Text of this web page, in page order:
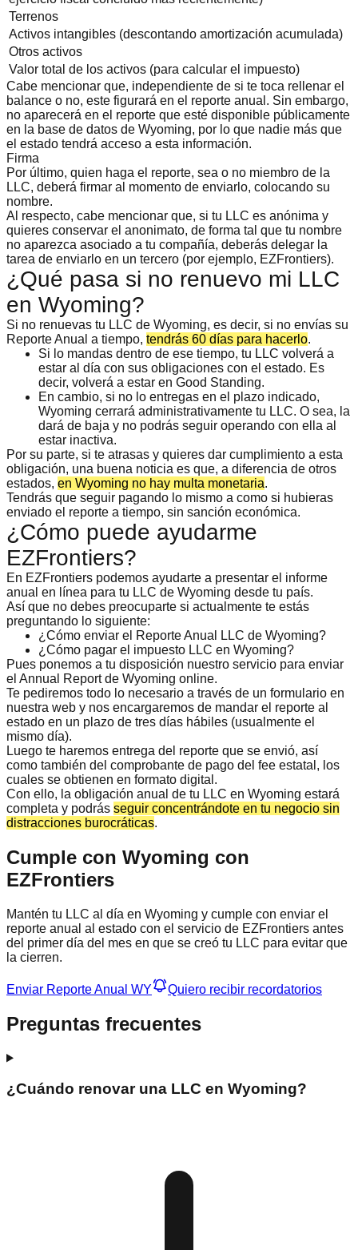
Terrenos
Activos intangibles (descontando amortización acumulada)
Otros activos
Valor total de los activos (para calcular el impuesto)
Cabe mencionar que, independiente de si te toca rellenar el
balance o no, este figurará en el reporte anual. Sin embargo,
no aparecerá en el reporte que esté disponible públicamente
en la base de datos de Wyoming, por lo que nadie más que
el estado tendrá acceso a esta información.
Firma
Por último, quien haga el reporte, sea o no miembro de la
LLC, deberá firmar al momento de enviarlo, colocando su
nombre.
Al respecto, cabe mencionar que, si tu LLC es anónima y
quieres conservar el anonimato, de forma tal que tu nombre
no aparezca asociado a tu compañía, deberás delegar la
tarea de enviarlo en un tercero (por ejemplo, EZFrontiers).
¿Qué pasa si no renuevo mi LLC
en Wyoming?
Si no renuevas tu LLC de Wyoming, es decir, si no envías su
Reporte Anual a tiempo, tendrás 60 días para hacerlo.
Si lo mandas dentro de ese tiempo, tu LLC volverá a
estar al día con sus obligaciones con el estado. Es
decir, volverá a estar en Good Standing.
En cambio, si no lo entregas en el plazo indicado,
Wyoming cerrará administrativamente tu LLC. O sea, la
dará de baja y no podrás seguir operando con ella al
estar inactiva.
Por su parte, si te atrasas y quieres dar cumplimiento a esta
obligación, una buena noticia es que, a diferencia de otros
estados, en Wyoming no hay multa monetaria.
Tendrás que seguir pagando lo mismo a como si hubieras
enviado el reporte a tiempo, sin sanción económica.
¿Cómo puede ayudarme
EZFrontiers?
En EZFrontiers podemos ayudarte a presentar el informe
anual en línea para tu LLC de Wyoming desde tu país.
Así que no debes preocuparte si actualmente te estás
preguntando lo siguiente:
¿Cómo enviar el Reporte Anual LLC de Wyoming?
¿Cómo pagar el impuesto LLC en Wyoming?
Pues ponemos a tu disposición nuestro servicio para enviar
el Annual Report de Wyoming online.
Te pediremos todo lo necesario a través de un formulario en
nuestra web y nos encargaremos de mandar el reporte al
estado en un plazo de tres días hábiles (usualmente el
mismo día).
Luego te haremos entrega del reporte que se envió, así
como también del comprobante de pago del fee estatal, los
cuales se obtienen en formato digital.
Con ello, la obligación anual de tu LLC en Wyoming estará
completa y podrás seguir concentrándote en tu negocio sin
distracciones burocráticas.
Cumple con Wyoming con
EZFrontiers
Mantén tu LLC al día en Wyoming y cumple con enviar el
reporte anual al estado con el servicio de EZFrontiers antes
del primer día del mes en que se creó tu LLC para evitar que
la cierren.
Enviar Reporte Anual WY Quiero recibir recordatorios
Preguntas frecuentes
¿Cuándo renovar una LLC en Wyoming?